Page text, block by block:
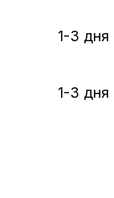
1-3 дня
1-3 дня